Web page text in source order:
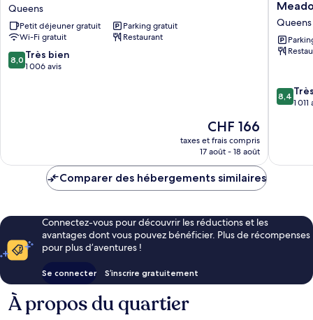
Queens
Gold
Coast
Queens
Queens
Petit déjeuner gratuit
Parking gratuit
Wi-Fi gratuit
Restaurant
8.0
sur
8,0 Très bien
1 006 avis
Le
nouveau
prix
de
CHF 166
taxes et frais compris
17 août - 18 août
New
York
Queens
8.4
sur
8,4
1 011
Comparer des hébergements similaires
Connectez-vous pour découvrir les réductions et les
avantages dont vous pouvez bénéficier. Plus de récompenses
pour plus d’aventures !
Se connecter S’inscrire gratuitement
À propos du quartier